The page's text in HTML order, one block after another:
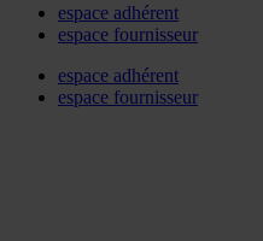
espace adhérent
espace fournisseur
espace adhérent
espace fournisseur